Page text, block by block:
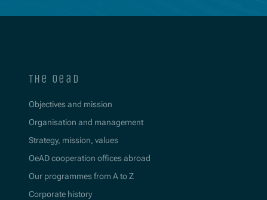
the oead
Objectives and mission
Organisation and management
Strategy, mission, values
OeAD cooperation offices abroad
Our programmes from A to Z
Corporate history